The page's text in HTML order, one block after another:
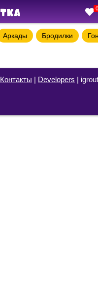
0
Аркады Бродилки
Контакты | Developers |